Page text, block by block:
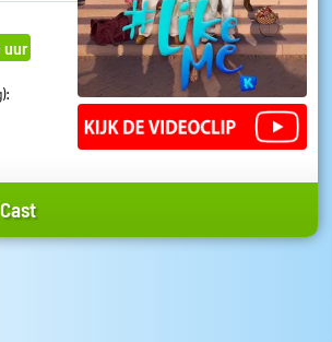
uur
: